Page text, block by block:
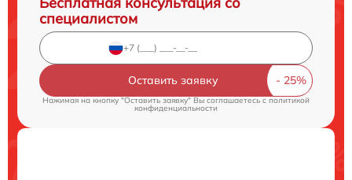
специалистом
Оставить заявку
Нажимая на кнопку "Оставить заявку" Вы соглашаетесь cполитикой
конфиденциальности